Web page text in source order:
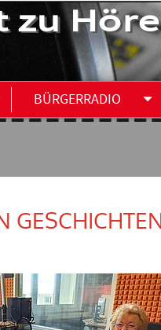
zu
BÜRGERRADIO